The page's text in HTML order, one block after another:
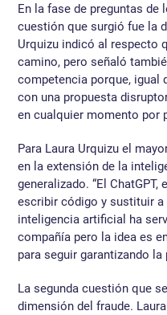
En la fase de preguntas
cuestión que surgió fue la
Urquizu indicó al respecto
camino, pero señaló
competencia porque, igual
con una propuesta
en cualquier momento por
Para Laura Urquizu el
en la extensión de la
generalizado. “El
escribir código y sustituir
inteligencia artificial ha
compañía pero la idea es
para seguir garantizando
La segunda cuestión que
dimensión del fraude.